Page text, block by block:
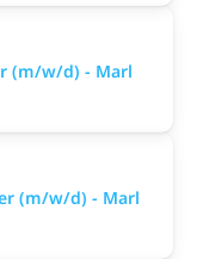
(m/w/d) - Marl
(m/w/d) - Marl